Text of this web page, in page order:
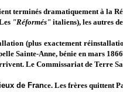
terminés dramatiquement à la
"Réformés" italiens), les autres
(plus exactement
Sainte-Anne, bénie en mars
Le Commissariat de Terre
de France. Les frères quittent